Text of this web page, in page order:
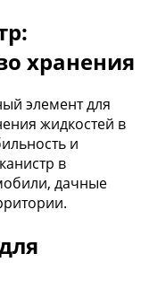
хранения
элемент для
жидкостей в
и
в
дачные